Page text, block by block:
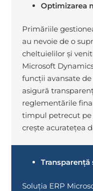
Optimizarea
Primăriile
au nevoie de o
cheltuielilor și
Microsoft
funcții avansate
asigură
reglementările
timpul petrecut pe
crește acuratețea
Soluția ERP